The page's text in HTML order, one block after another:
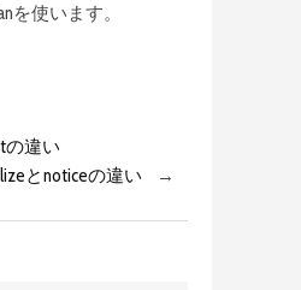
を使います。
の違い
とnoticeの違い
→